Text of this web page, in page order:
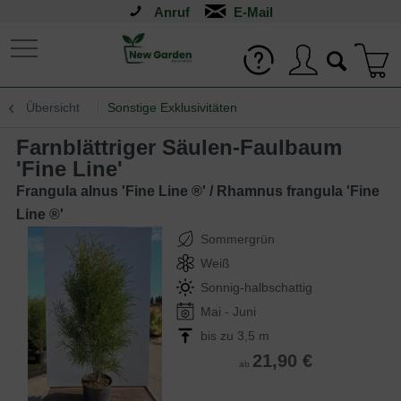
Anruf
Übersicht Sonstige Exklusivitäten
Farnblättriger Säulen-Faulbaum
'Fine Line'
Frangula alnus 'Fine Line ®' / Rhamnus frangula 'Fine
Line ®'
Sommergrün
Weiß
Sonnig-halbschattig
Mai - Juni
bis zu 3,5 m
ab 21,90 €